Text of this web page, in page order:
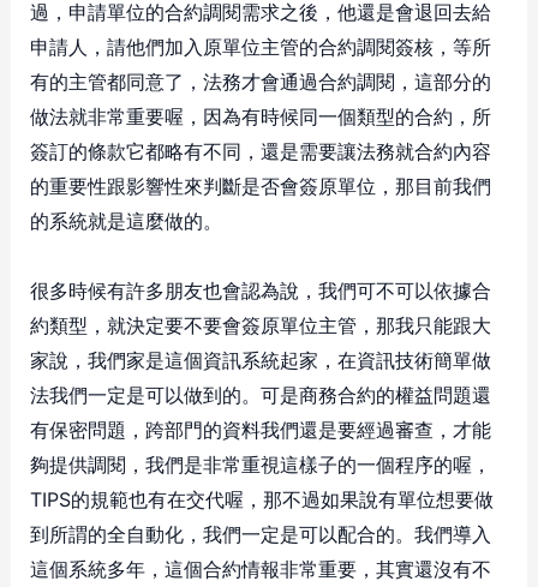
過，申請單位的合約調閱需求之後，他還是會退回去給
申請人，請他們加入原單位主管的合約調閱簽核，等所
有的主管都同意了，法務才會通過合約調閱，這部分的
做法就非常重要喔，因為有時候同一個類型的合約，所
簽訂的條款它都略有不同，還是需要讓法務就合約內容
的重要性跟影響性來判斷是否會簽原單位，那目前我們
的系統就是這麼做的。
很多時候有許多朋友也會認為說，我們可不可以依據合
約類型，就決定要不要會簽原單位主管，那我只能跟大
家說，我們家是這個資訊系統起家，在資訊技術簡單做
法我們一定是可以做到的。可是商務合約的權益問題還
有保密問題，跨部門的資料我們還是要經過審查，才能
夠提供調閱，我們是非常重視這樣子的一個程序的喔，
TIPS的規範也有在交代喔，那不過如果說有單位想要做
到所謂的全自動化，我們一定是可以配合的。我們導入
這個系統多年，這個合約情報非常重要，其實還沒有不